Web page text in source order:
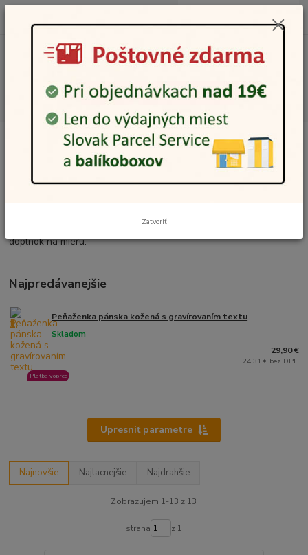
Menu
Hľadať
12:00-14:00
za0,00 €
Gravírovanie Kožené peňaženky a doplnky s gravírovaním
Kožené doplnky s gravírovaním
text, meno alebo krátke venovanie a vytvoriť tak originálny
doplnok na mieru.
Najpredávanejšie
1. Peňaženka pánska kožená s gravírovaním textu
Skladom
Platba vopred
29,90 €
24,31 € bez DPH
Upresniť parametre
Najnovšie Najlacnejšie Najdrahšie
Zobrazujem 1-13 z 13
strana z 1
Zatvoriť